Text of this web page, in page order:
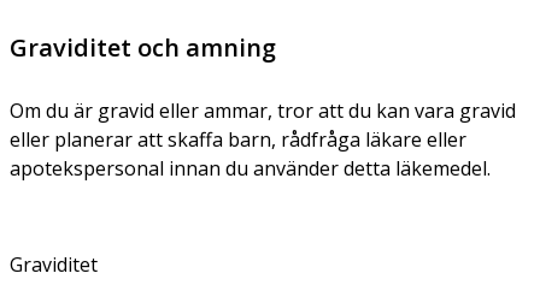
Graviditet och amning
Om du är gravid eller ammar, tror att du kan vara gravid
eller planerar att skaffa barn, rådfråga läkare eller
apotekspersonal innan du använder detta läkemedel.
Graviditet